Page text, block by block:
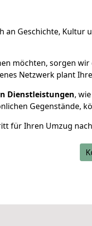
an Geschichte,
möchten, sorgen
Netzwerk plant
Dienstleistungen,
Gegenstände,
für Ihren Umzug